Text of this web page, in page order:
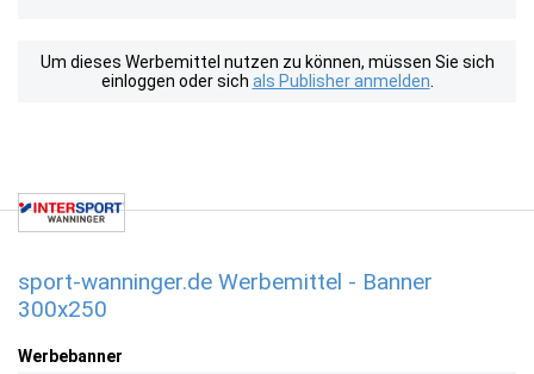
Um dieses Werbemittel nutzen zu können, müssen Sie sich
einloggen oder sich als Publisher anmelden
sport-wanninger.de Werbemittel - Banner
300x250
Werbebanner